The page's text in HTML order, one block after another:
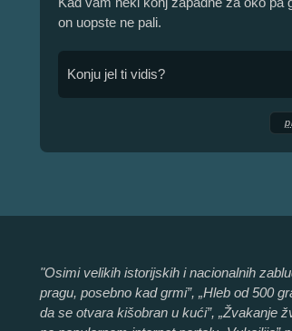
on uopste ne pali.
Konju jel ti vidis?
"Osimi velikih istorijskih i nacionalnih
pragu, posebno kad grmi”, „Hleb od 500
da se otvara kišobran u kući”, „Žvakanje